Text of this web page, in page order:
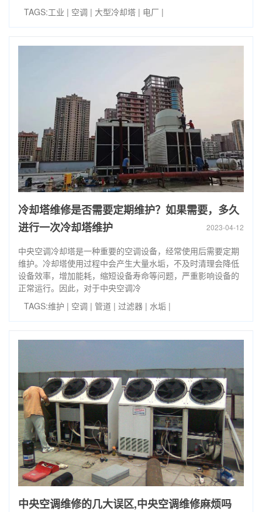
TAGS:工业 | 空调 | 大型冷却塔 | 电厂 |
冷却塔维修是否需要定期维护？如果需要，多久
进行一次冷却塔维护
2023-04-12
中央空调冷却塔是一种重要的空调设备，经常使用后需要定期
维护。冷却塔使用过程中会产生大量水垢，不及时清理会降低
设备效率，增加能耗，缩短设备寿命等问题，严重影响设备的
正常运行。因此，对于中央空调冷
TAGS:维护 | 空调 | 管道 | 过滤器 | 水垢 |
中央空调维修的几大误区,中央空调维修麻烦吗